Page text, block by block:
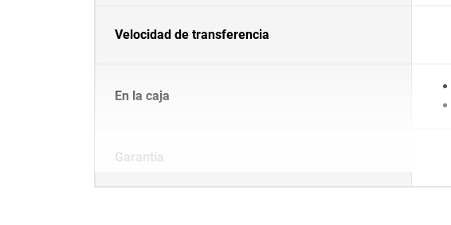
Velocidad de transferencia
En la caja
Garantía